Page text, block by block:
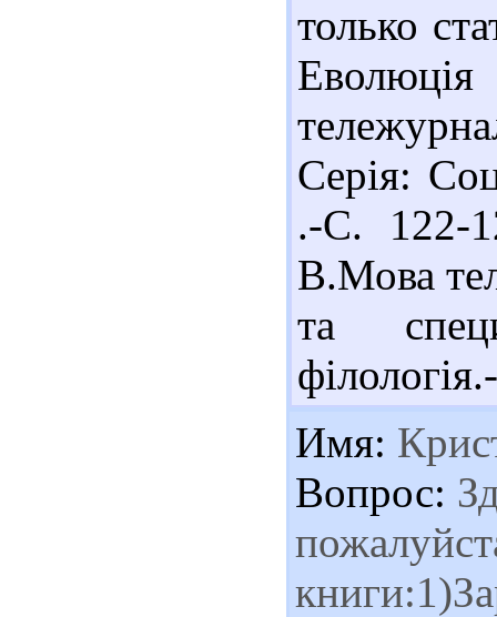
только
Серія:
.-С. 122-
В.Мова
та
Имя:
Вопрос: